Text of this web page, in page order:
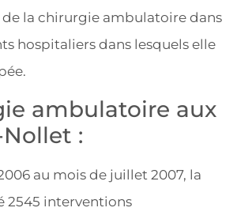
la chirurgie ambulatoire dans
hospitaliers dans lesquels elle
ambulatoire aux
:
au mois de juillet 2007, la
2545 interventions